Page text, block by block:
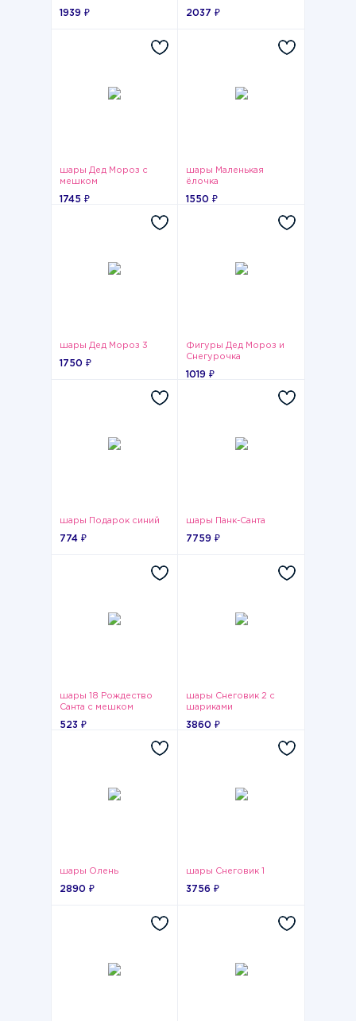
1939 ₽ 2037 ₽
шары Дед Мороз с
мешком
1745 ₽
шары Маленькая
ёлочка
1550 ₽
шары Дед Мороз 3
1750 ₽
Фигуры Дед Мороз и
Снегурочка
1019 ₽
шары Подарок синий
774 ₽
шары Панк-Санта
7759 ₽
шары 18 Рождество
Санта с мешком
523 ₽
шары Снеговик 2 с
шариками
3860 ₽
шары Олень
2890 ₽
шары Снеговик 1
3756 ₽